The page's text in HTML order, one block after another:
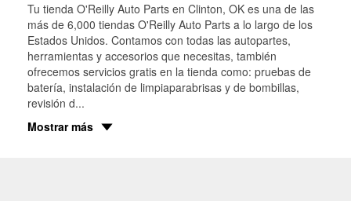
Tu tienda O'Reilly Auto Parts en Clinton, OK es una de las
más de 6,000 tiendas O'Reilly Auto Parts a lo largo de los
Estados Unidos. Contamos con todas las autopartes,
herramientas y accesorios que necesitas, también
ofrecemos servicios gratis en la tienda como: pruebas de
batería, instalación de limpiaparabrisas y de bombillas,
revisión d...
Mostrar más